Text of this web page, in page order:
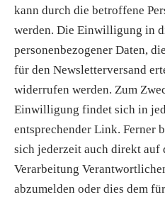
kann durch die betroffene
werden. Die Einwilligung in
personenbezogener Daten,
für den Newsletterversand
widerrufen werden. Zum
Einwilligung findet sich in
entsprechender Link. Ferner
sich jederzeit auch direkt auf
Verarbeitung
abzumelden oder dies dem